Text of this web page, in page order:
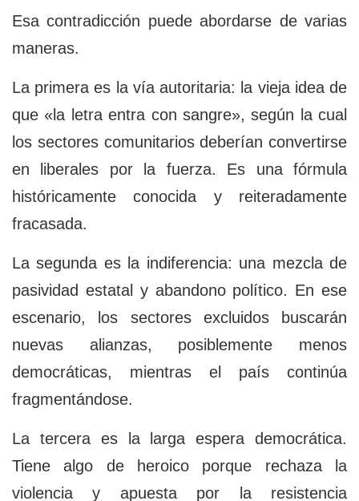
Esa contradicción puede abordarse de varias
maneras.
La primera es la vía autoritaria: la vieja idea de
que «la letra entra con sangre», según la cual
los sectores comunitarios deberían convertirse
en liberales por la fuerza. Es una fórmula
históricamente conocida y reiteradamente
fracasada.
La segunda es la indiferencia: una mezcla de
pasividad estatal y abandono político. En ese
escenario, los sectores excluidos buscarán
nuevas alianzas, posiblemente menos
democráticas, mientras el país continúa
fragmentándose.
La tercera es la larga espera democrática.
Tiene algo de heroico porque rechaza la
violencia y apuesta por la resistencia